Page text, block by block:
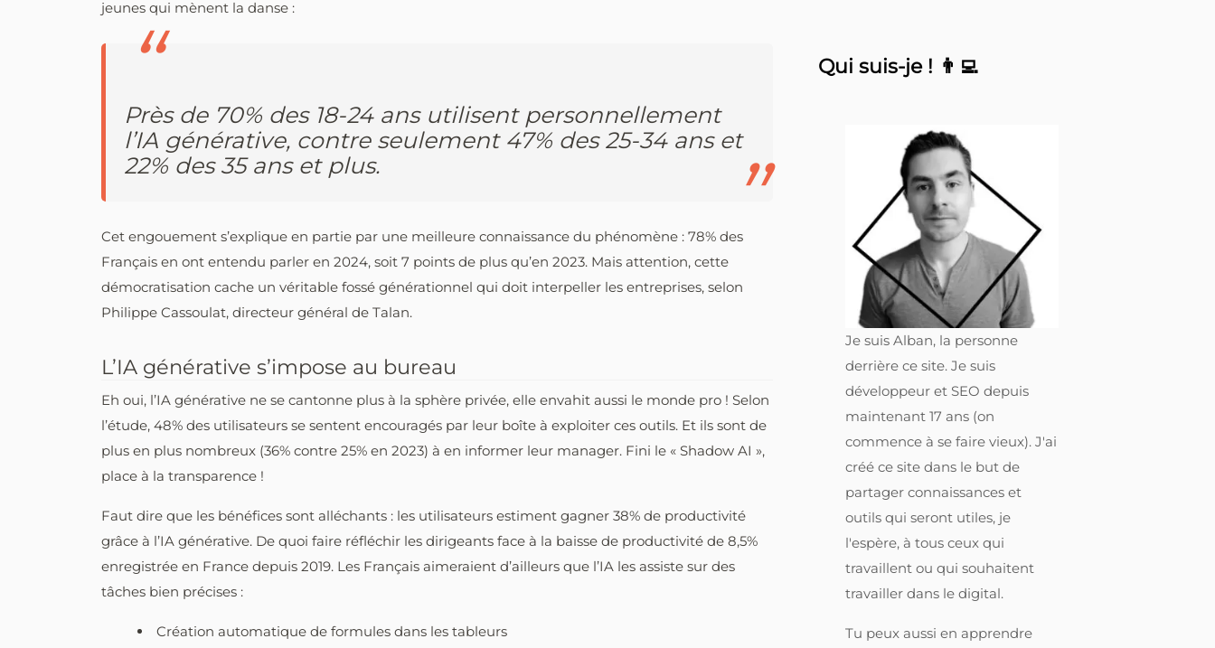
jeunes qui mènent la danse :
Près de 70% des 18-24 ans utilisent personnellement
l’IA générative, contre seulement 47% des 25-34 ans et
22% des 35 ans et plus.
Cet engouement s’explique en partie par une meilleure connaissance du phénomène : 78% des
Français en ont entendu parler en 2024, soit 7 points de plus qu’en 2023. Mais attention, cette
démocratisation cache un véritable fossé générationnel qui doit interpeller les entreprises, selon
Philippe Cassoulat, directeur général de Talan.
L’IA générative s’impose au bureau
Eh oui, l’IA générative ne se cantonne plus à la sphère privée, elle envahit aussi le monde pro ! Selon
l’étude, 48% des utilisateurs se sentent encouragés par leur boîte à exploiter ces outils. Et ils sont de
plus en plus nombreux (36% contre 25% en 2023) à en informer leur manager. Fini le « Shadow AI »,
place à la transparence !
Faut dire que les bénéfices sont alléchants : les utilisateurs estiment gagner 38% de productivité
grâce à l’IA générative. De quoi faire réfléchir les dirigeants face à la baisse de productivité de 8,5%
enregistrée en France depuis 2019. Les Français aimeraient d’ailleurs que l’IA les assiste sur des
tâches bien précises :
Création automatique de formules dans les tableurs
Qui suis-je ! 👨‍💻
Je suis Alban, la personne
derrière ce site. Je suis
développeur et SEO depuis
maintenant 17 ans (on
commence à se faire vieux). J'ai
créé ce site dans le but de
partager connaissances et
outils qui seront utiles, je
l'espère, à tous ceux qui
travaillent ou qui souhaitent
travailler dans le digital.
Tu peux aussi en apprendre